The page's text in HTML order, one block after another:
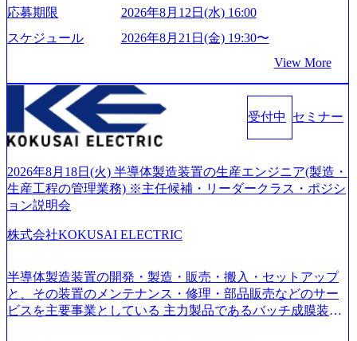
い」という想いの下で立ち上げた新鋭ファーム テクノロジ
ーがビジネスの成功に大きな影響力を持つDX時代におい
て、20年以上にわたってFintech業界を中心に最先端テクノ
つ、あらゆる業種・業界のクライアントの企業価値の最大
化を支援するために、戦略策定、組織改革、人材育成、業
務改善、実行支援などのコンサルティングサービスを一気
通貫で提供するのが特徴（いわゆる総合コンサルティング
ファーム） 社名の由来は”DXエリアにSpir（槍）を指して
ていく”という位置づけ 一昔前は金融が強い企業として認知
されていたが、現在金融の売上割合は全体の3割。現在はTo
C事業を始め、パブリック、製造業、通信、エンタメ、教
はあるが、社員の興味のある分野やスキルを活用したいな
着けたい方でも幅広に経験を積みたい方でも、キャリア形
成が柔軟に可能な環境である。 https://storage.googleapis.com/
our-vision-production.appspot.com/public/images/20240925204135
_93b1bff3-f71c-4bc9-8bd9-72a8a4826007_1200x554.webp https://
応募期限
2026年8月12日(水) 16:00
スケジュール
2026年8月21日(金) 19:30〜
View More
受付中 セミナー
2026年8月18日(火) 半導体製造装置の生産エンジニア(製造・
生産工程の管理業務) ※主任候補・リーダークラス・ポジシ
ョン説明会
株式会社KOKUSAI ELECTRIC
半導体製造装置の開発・製造・販売・搬入・セットアップ
と、その装置のメンテナンス・修理・部品販売などのサー
ビスを主要事業としている 主力製品であるバッチ成膜装置